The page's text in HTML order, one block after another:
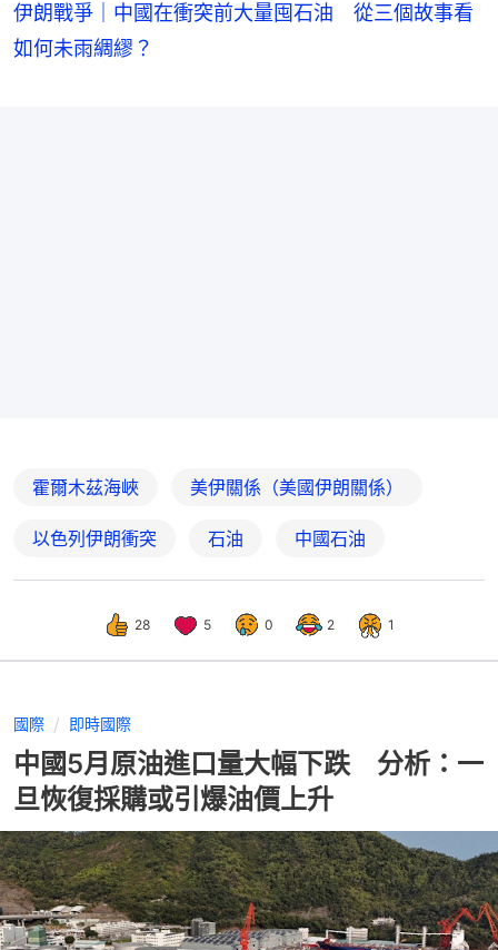
伊朗戰爭｜中國在衝突前大量囤石油 從三個故事看
如何未雨綢繆？
霍爾木茲海峽 美伊關係（美國伊朗關係）
以色列伊朗衝突 石油 中國石油
28 5 0 2 1
國際 即時國際
中國5月原油進口量大幅下跌 分析：一
旦恢復採購或引爆油價上升